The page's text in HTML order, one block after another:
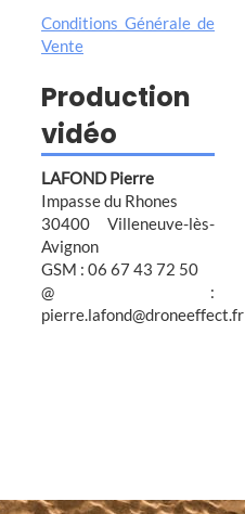
Conditions Générale de
Vente
Production
vidéo
LAFOND Pierre
Impasse du Rhones
30400 Villeneuve-lès-
Avignon
GSM : 06 67 43 72 50
@ :
pierre.lafond@droneeffect.fr